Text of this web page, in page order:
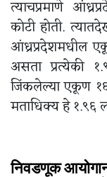
त्याचप्रमाणे
कोटी होती.
आंध्रप्रदेशमधील
असता प्रत्येकी
जिंकलेल्या एकूण १६
मताधिक्य हे १.९६